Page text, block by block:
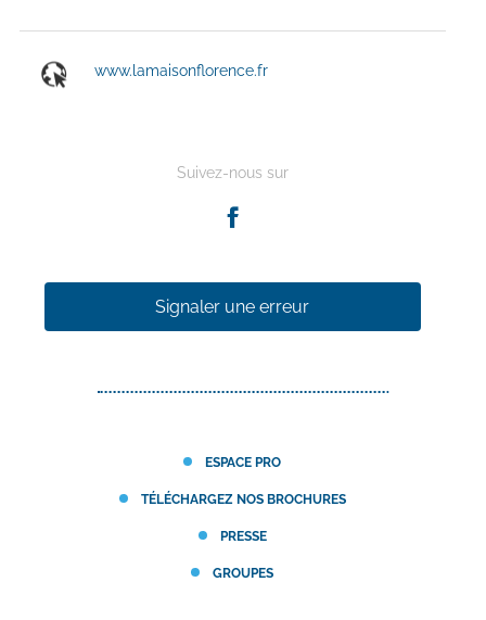
www.lamaisonflorence.fr
Suivez-nous sur
Signaler une erreur
ESPACE PRO
TÉLÉCHARGEZ NOS BROCHURES
PRESSE
GROUPES